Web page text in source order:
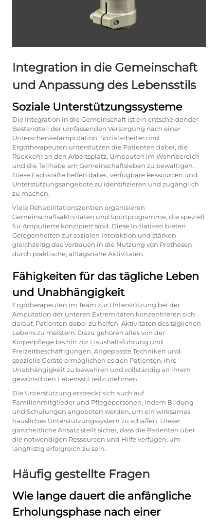
Integration in die Gemeinschaft
und Anpassung des Lebensstils
Soziale Unterstützungssysteme
Die Integration in die Gemeinschaft ist ein entscheidender
Bestandteil der umfassenden Versorgung nach einer
Unterschenkelamputation. Sozialarbeiter und
Ergotherapeuten unterstützen die Patienten dabei, die
Rückkehr an den Arbeitsplatz, Umbauten im Wohnbereich
und die Teilhabe am Gemeinschaftsleben zu bewältigen.
Diese Fachkräfte helfen dabei, verfügbare Ressourcen und
Unterstützungsangebote zu identifizieren und zugänglich
zu machen.
Viele Rehabilitationszentren organisieren
Gemeinschaftsaktivitäten und Sportprogramme, die speziell
für Amputierte konzipiert sind. Diese Initiativen bieten
Gelegenheiten zur sozialen Interaktion und stärken
gleichzeitig das Vertrauen in die Nutzung von Prothesen
durch praktische, alltagsnahe Aktivitäten.
Fähigkeiten für das tägliche Leben
und Unabhängigkeit
Ergotherapeuten im Team zur Unterstützung bei der
Amputation der unteren Extremitäten konzentrieren sich
darauf, Patienten dabei zu helfen, Aktivitäten des täglichen
Lebens zu meistern. Dazu gehören alles von der
Körperpflege bis hin zur Haushaltsführung und
Freizeitbeschäftigungen. Angepasste Techniken und
spezielle Geräte ermöglichen es den Patienten, ihre
Unabhängigkeit zu bewahren und vollständig an ihrem
gewünschten Lebensstil teilzunehmen.
Die Unterstützung erstreckt sich auch auf
Familienmitglieder und Pflegepersonen, indem Bildung
und Schulungen angeboten werden, um ein wirksames
häusliches Unterstützungssystem zu schaffen. Dieser
ganzheitliche Ansatz stellt sicher, dass die Patienten über
die notwendigen Ressourcen und Hilfe verfügen, um
langfristig erfolgreich zu sein.
Häufig gestellte Fragen
Wie lange dauert die anfängliche
Erholungsphase nach einer